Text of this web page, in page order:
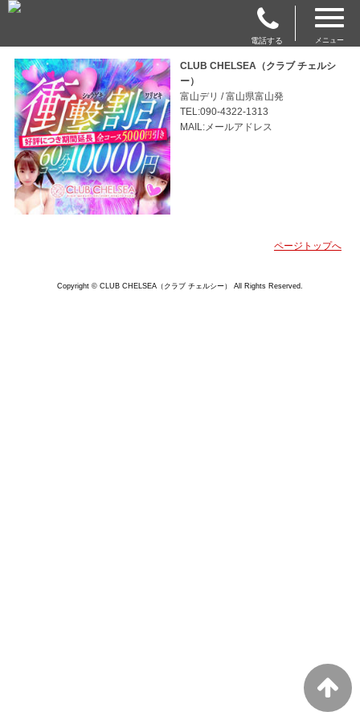
電話する メニュー
CLUB CHELSEA（クラブ チェルシ
ー）
富山デリ / 富山県富山発
TEL:090-4322-1313
MAIL:メールアドレス
ページトップへ
Copyright © CLUB CHELSEA（クラブ チェルシー） All Rights Reserved.